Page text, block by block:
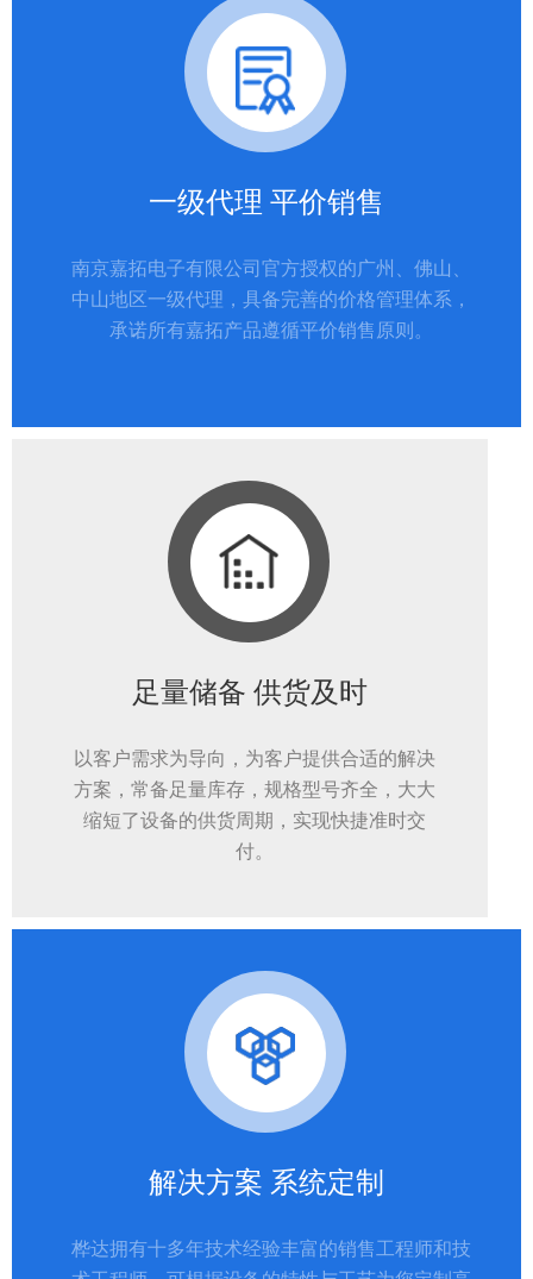
一级代理 平价销售
南京嘉拓电子有限公司官方授权的广州、佛山、
中山地区一级代理，具备完善的价格管理体系，
承诺所有嘉拓产品遵循平价销售原则。
足量储备 供货及时
以客户需求为导向，为客户提供合适的解决
方案，常备足量库存，规格型号齐全，大大
缩短了设备的供货周期，实现快捷准时交
付。
解决方案 系统定制
桦达拥有十多年技术经验丰富的销售工程师和技